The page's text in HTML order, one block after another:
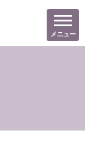
メニュー